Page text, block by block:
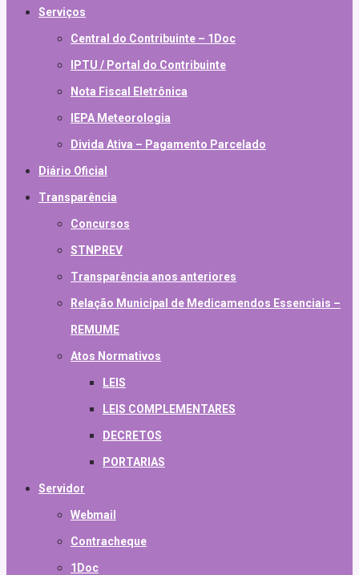
Serviços
Central do Contribuinte – 1Doc
IPTU / Portal do Contribuinte
Nota Fiscal Eletrônica
IEPA Meteorologia
Divida Ativa – Pagamento Parcelado
Diário Oficial
Transparência
Concursos
STNPREV
Transparência anos anteriores
Relação Municipal de Medicamendos Essenciais –
REMUME
Atos Normativos
LEIS
LEIS COMPLEMENTARES
DECRETOS
PORTARIAS
Servidor
Webmail
Contracheque
1Doc